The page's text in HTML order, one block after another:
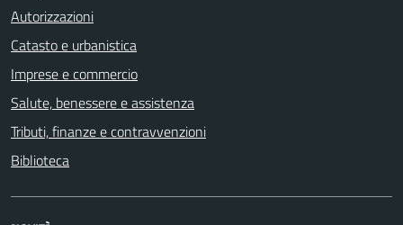
Autorizzazioni
Catasto e urbanistica
Imprese e commercio
Salute, benessere e assistenza
Tributi, finanze e contravvenzioni
Biblioteca